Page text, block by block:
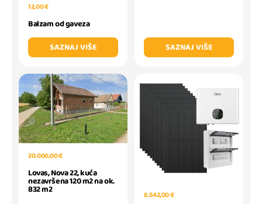
12,00 €
Balzam od gaveza
SAZNAJ VIŠE
SAZNAJ VIŠE
20.000,00 €
Lovas, Nova 22, kuća
nezavršena 120 m2 na ok.
832 m2 6.542,00 €